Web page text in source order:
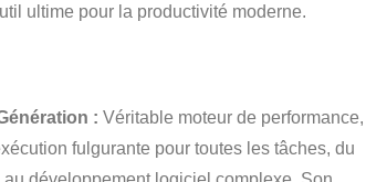
ultime pour la productivité moderne.
: Véritable moteur de performance,
fulgurante pour toutes les tâches, du